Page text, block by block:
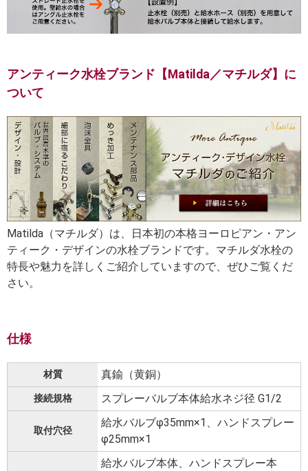
アンティーク水栓ブランド【Matilda／マチルダ】に
ついて
Matilda（マチルダ）は、日本初の本格ヨーロピアン・アン
ティーク・デザインの水栓ブランドです。マチルダ水栓の
特長や魅力を詳しくご紹介していますので、ぜひご覧くだ
さい。
仕様
材質 真鍮（黄銅）
接続規格 スプレーバルブ本体給水ネジ径 G1/2
取付穴径
給水バルブφ35mm×1、ハンドスプレー
φ25mm×1
給水バルブ本体、ハンドスプレー本